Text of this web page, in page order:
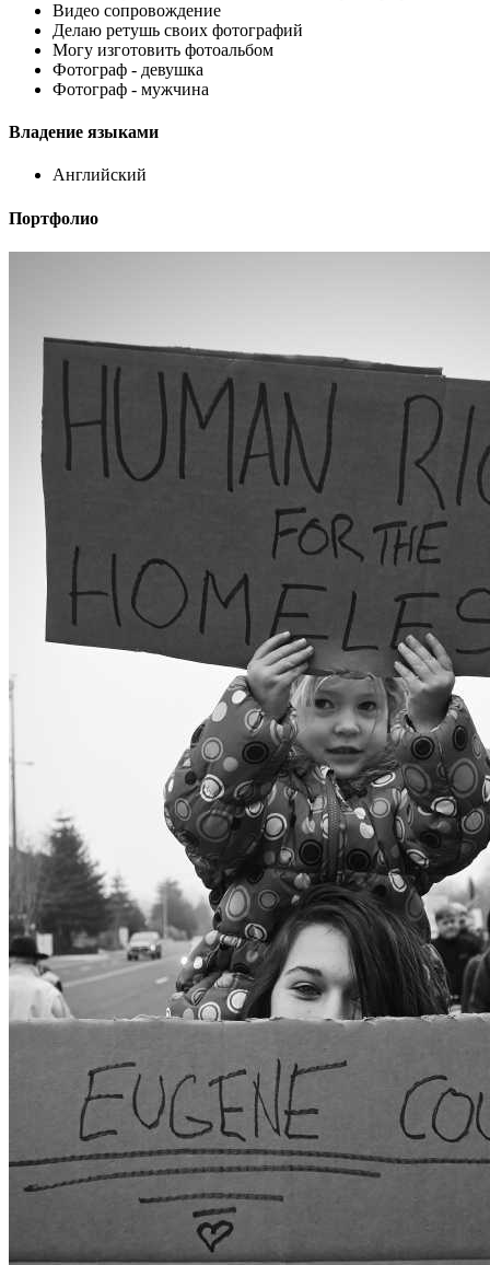
Видео сопровождение
Делаю ретушь своих фотографий
Могу изготовить фотоальбом
Фотограф - девушка
Фотограф - мужчина
Владение языками
Английский
Портфолио